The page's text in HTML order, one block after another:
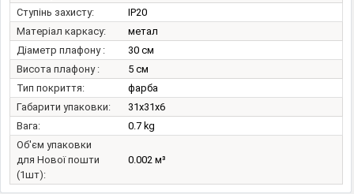
Ступінь захисту:
IP20
Матеріал каркасу:
метал
Діаметр плафону :
30 см
Висота плафону :
5 см
Тип покриття:
фарба
Габарити упаковки:
31x31x6
Вага:
0.7 kg
Об'єм упаковки
для Нової пошти
(1шт):
0.002 м³